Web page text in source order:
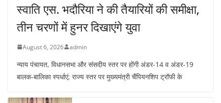
स्वाति एस. भदौरिया ने की तैयारियों की समीक्षा,
तीन चरणों में हुनर दिखाएंगे युवा
August 6, 2026 admin
न्याय पंचायत, विधानसभा और संसदीय स्तर पर होंगी अंडर-14 व अंडर-19
बालक-बालिका स्पर्धाएं; राज्य स्तर पर मुख्यमंत्री चैंपियनशिप ट्रॉफी के